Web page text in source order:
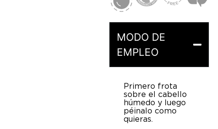
MODO DE
EMPLEO
Primero frota
sobre el cabello
húmedo y luego
péinalo como
quieras.